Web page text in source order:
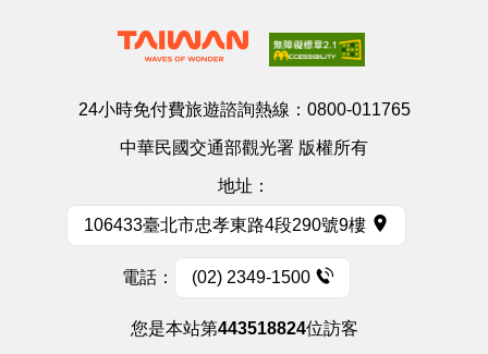
24小時免付費旅遊諮詢熱線： 0800-011765
中華民國交通部觀光署 版權所有
地址：
106433臺北市忠孝東路4段290號9樓
電話： (02) 2349-1500
您是本站第443518824位訪客